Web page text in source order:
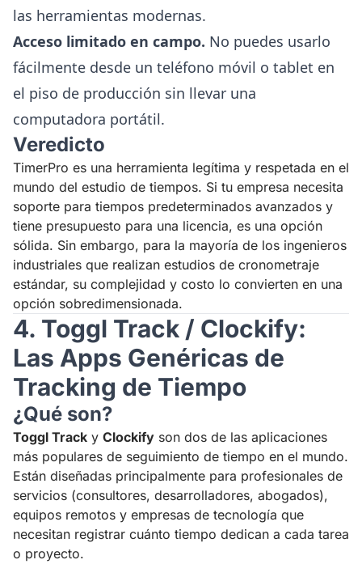
las herramientas modernas.
Acceso limitado en campo. No puedes usarlo
fácilmente desde un teléfono móvil o tablet en
el piso de producción sin llevar una
computadora portátil.
Veredicto
TimerPro es una herramienta legítima y respetada en el
mundo del estudio de tiempos. Si tu empresa necesita
soporte para tiempos predeterminados avanzados y
tiene presupuesto para una licencia, es una opción
sólida. Sin embargo, para la mayoría de los ingenieros
industriales que realizan estudios de cronometraje
estándar, su complejidad y costo lo convierten en una
opción sobredimensionada.
4. Toggl Track / Clockify:
Las Apps Genéricas de
Tracking de Tiempo
¿Qué son?
Toggl Track y Clockify son dos de las aplicaciones
más populares de seguimiento de tiempo en el mundo.
Están diseñadas principalmente para profesionales de
servicios (consultores, desarrolladores, abogados),
equipos remotos y empresas de tecnología que
necesitan registrar cuánto tiempo dedican a cada tarea
o proyecto.